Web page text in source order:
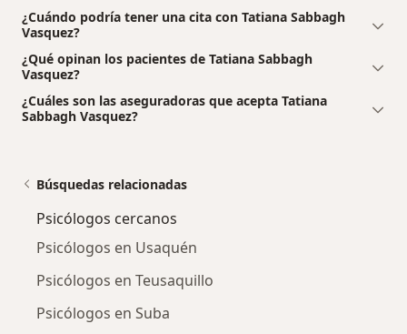
¿Cuándo podría tener una cita con Tatiana Sabbagh
Vasquez?
¿Qué opinan los pacientes de Tatiana Sabbagh
Vasquez?
¿Cuáles son las aseguradoras que acepta Tatiana
Sabbagh Vasquez?
Búsquedas relacionadas
Psicólogos cercanos
Psicólogos en Usaquén
Psicólogos en Teusaquillo
Psicólogos en Suba